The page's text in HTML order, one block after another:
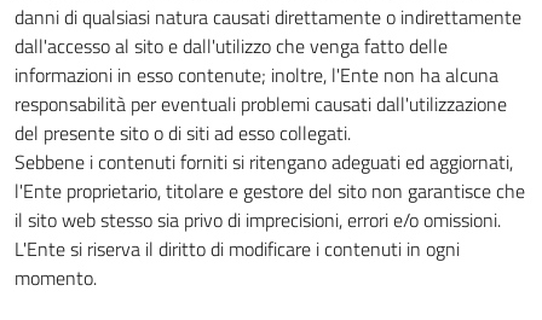
danni di qualsiasi natura causati direttamente o indirettamente
dall'accesso al sito e dall'utilizzo che venga fatto delle
informazioni in esso contenute; inoltre, l'Ente non ha alcuna
responsabilità per eventuali problemi causati dall'utilizzazione
del presente sito o di siti ad esso collegati.
Sebbene i contenuti forniti si ritengano adeguati ed aggiornati,
l'Ente proprietario, titolare e gestore del sito non garantisce che
il sito web stesso sia privo di imprecisioni, errori e/o omissioni.
L'Ente si riserva il diritto di modificare i contenuti in ogni
momento.